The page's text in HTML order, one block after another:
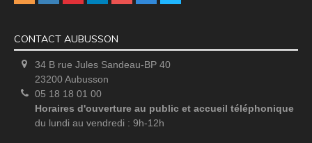
CONTACT AUBUSSON
34 B rue Jules Sandeau-BP 40
23200 Aubusson
05 18 18 01 00
Horaires d'ouverture au public et accueil téléphonique
du lundi au vendredi : 9h-12h